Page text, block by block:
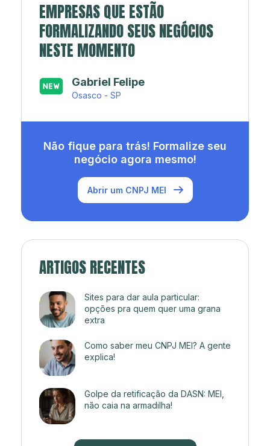
EMPRESAS QUE ESTÃO
FORMALIZANDO SEUS NEGÓCIOS
NESTE MOMENTO
Japa’s açaí e sorveteria
Rio de Janeiro - RJ
Não fique para trás! Formalize seu
negócio agora mesmo!
Abrir um CNPJ MEI
ARTIGOS RECENTES
Sites para dar aula particular:
opções pra quem quer uma grana
extra
Como saber meu CNPJ MEI? A gente
explica!
Golpe da retificação da DASN: MEI,
não caia na armadilha!